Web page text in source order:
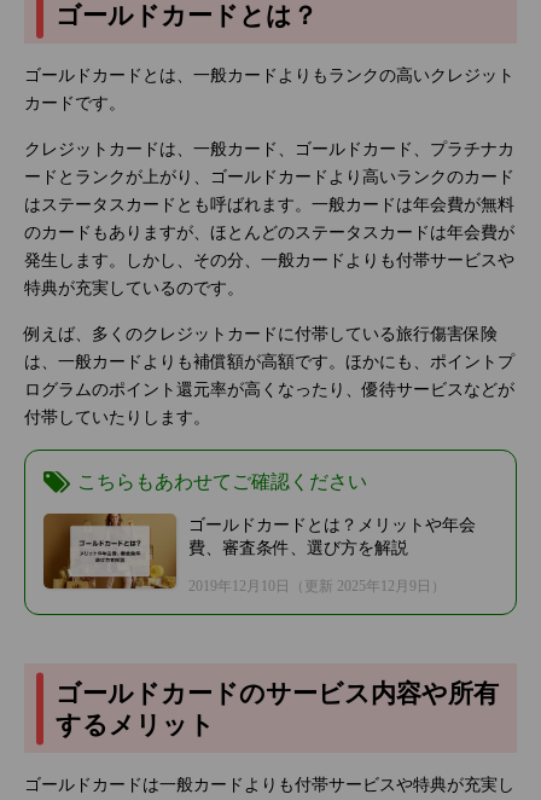
ゴールドカードとは？
ゴールドカードとは、一般カードよりもランクの高いクレジット
カードです。
クレジットカードは、一般カード、ゴールドカード、プラチナカ
ードとランクが上がり、ゴールドカードより高いランクのカード
はステータスカードとも呼ばれます。一般カードは年会費が無料
のカードもありますが、ほとんどのステータスカードは年会費が
発生します。しかし、その分、一般カードよりも付帯サービスや
特典が充実しているのです。
例えば、多くのクレジットカードに付帯している旅行傷害保険
は、一般カードよりも補償額が高額です。ほかにも、ポイントプ
ログラムのポイント還元率が高くなったり、優待サービスなどが
付帯していたりします。
こちらもあわせてご確認ください
ゴールドカードとは？メリットや年会
費、審査条件、選び方を解説
2019年12月10日 （更新 2025年12月9日）
ゴールドカードのサービス内容や所有
するメリット
ゴールドカードは一般カードよりも付帯サービスや特典が充実し